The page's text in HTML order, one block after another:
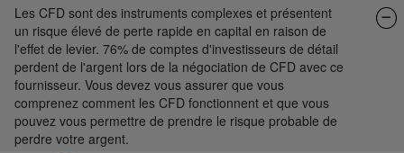
Les CFD sont des instruments complexes et présentent
un risque élevé de perte rapide en capital en raison de
l'effet de levier. 76% de comptes d'investisseurs de détail
perdent de l'argent lors de la négociation de CFD avec ce
fournisseur. Vous devez vous assurer que vous
comprenez comment les CFD fonctionnent et que vous
pouvez vous permettre de prendre le risque probable de
perdre votre argent.